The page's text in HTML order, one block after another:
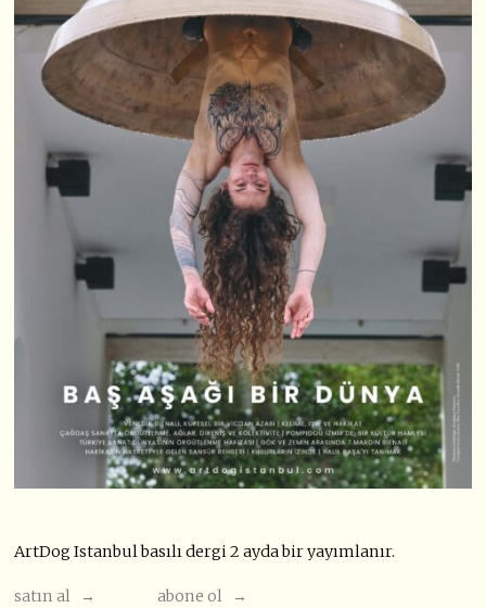
ArtDog Istanbul basılı dergi 2 ayda bir yayımlanır.
satın al → abone ol →